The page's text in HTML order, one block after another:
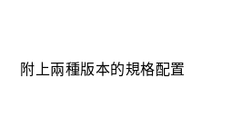
附上兩種版本的規格配置